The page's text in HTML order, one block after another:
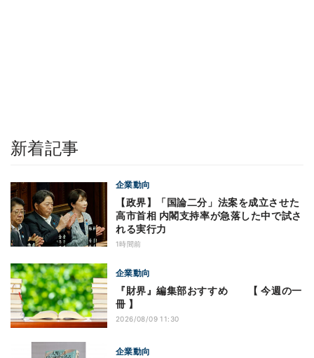
新着記事
企業動向
【政界】「国論二分」法案を成立させた
高市首相 内閣支持率が急落した中で試さ
れる実行力
1時間前
企業動向
『財界』編集部おすすめ 【 今週の一
冊 】
2026/08/09 11:30
企業動向